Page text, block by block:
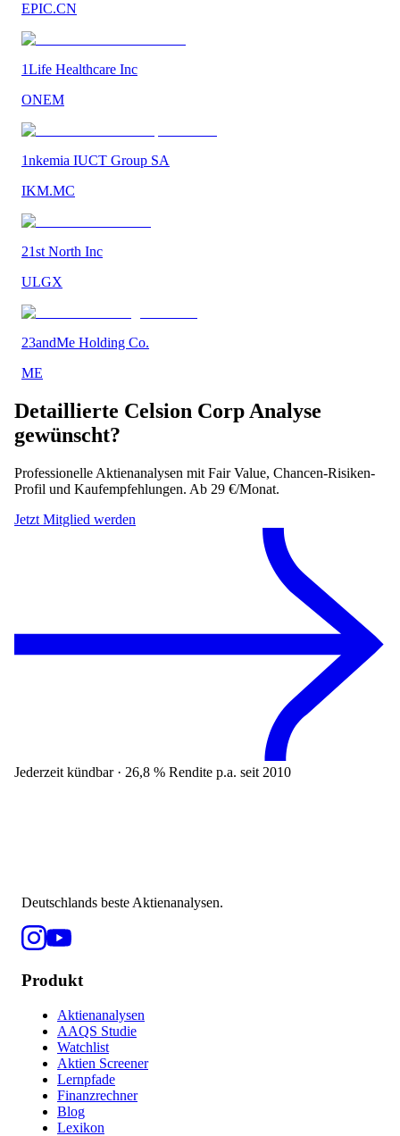
EPIC.CN
1Life Healthcare Inc
ONEM
1nkemia IUCT Group SA
IKM.MC
21st North Inc
ULGX
23andMe Holding Co.
ME
Detaillierte Celsion Corp Analyse
gewünscht?
Professionelle Aktienanalysen mit Fair Value, Chancen-Risiken-
Profil und Kaufempfehlungen. Ab 29 €/Monat.
Jetzt Mitglied werden
Jederzeit kündbar · 26,8 % Rendite p.a. seit 2010
Deutschlands beste Aktienanalysen.
Produkt
Aktienanalysen
AAQS Studie
Watchlist
Aktien Screener
Lernpfade
Finanzrechner
Blog
Lexikon